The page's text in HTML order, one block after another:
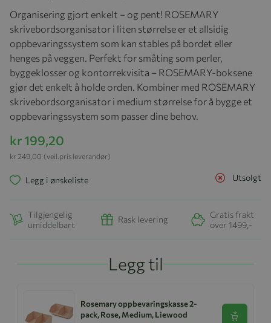
Organisering gjort enkelt – og pent! ROSEMARY
skrivebordsorganisator i liten størrelse er et allsidig
oppbevaringssystem som kan stables på bordet eller
henges på veggen. Perfekt for småting som perler,
byggeklosser og kontorrekvisita – ROSEMARY-boksene
gjør det enkelt å holde orden. Kombiner med ROSEMARY
skrivebordsorganisator i medium størrelse for å bygge et
oppbevaringssystem som passer dine behov.
kr 199,20
(veil.pris leverandør)
kr 249,00
Utsolgt
Legg i ønskeliste
Tilgjengelig
umiddelbart
Rask levering
Gratis frakt
over 1499,-
Legg til
Rosemary oppbevaringskasse 2-
pack, Rose, Medium, Liewood
Se